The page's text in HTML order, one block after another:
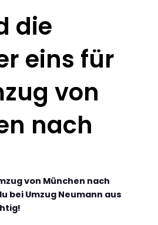
die
eins für
von
nach
von München nach
bei Umzug Neumann aus